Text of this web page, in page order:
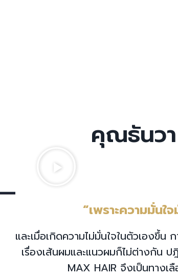
คุณธันว
“เพราะความมั่นใ
และเมื่อเกิดความไม่มั่นใจในตัวเองขึ้
เรื่องเส้นผมและแนวผมก็ไม่ต่างกัน
MAX HAIR จึงเป็นทาง